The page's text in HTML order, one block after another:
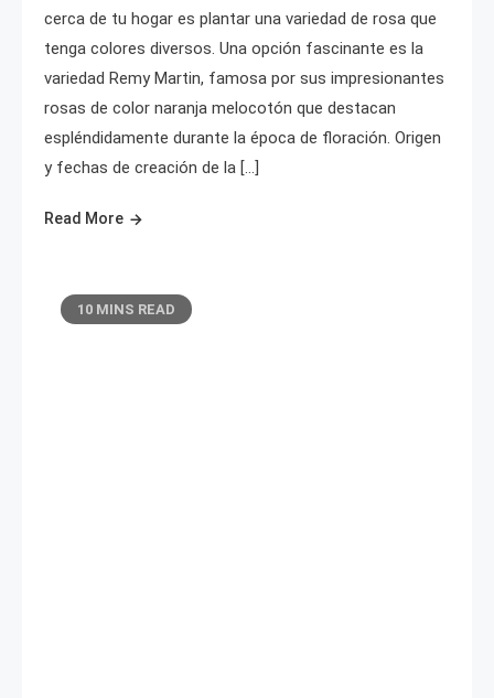
cerca de tu hogar es plantar una variedad de rosa que
tenga colores diversos. Una opción fascinante es la
variedad Remy Martin, famosa por sus impresionantes
rosas de color naranja melocotón que destacan
espléndidamente durante la época de floración. Origen
y fechas de creación de la […]
Read More
10 MINS READ